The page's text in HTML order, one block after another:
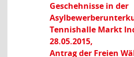
Geschehnisse in der
Tennishalle Markt
28.05.2015,
Antrag der Freien